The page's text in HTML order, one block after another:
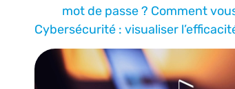
mot de passe ? Comment
Cybersécurité : visualiser